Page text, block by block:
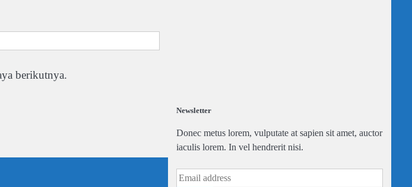
berikutnya.
Newsletter
Donec metus lorem, vulputate at sapien sit amet, auctor
iaculis lorem. In vel hendrerit nisi.